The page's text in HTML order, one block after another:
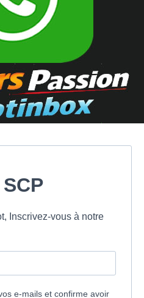
Inscrivez-vous à notre
e-mails et confirme avoir